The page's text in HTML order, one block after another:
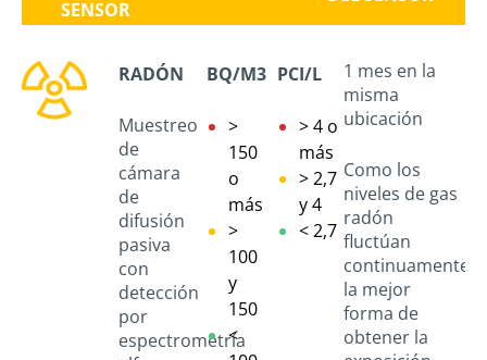
SENSOR
RADÓN
Muestreo
de
cámara
de
difusión
pasiva
con
detección
por
espectrometría
BQ/M3
>
150
o
más
>
100
y
150
<
PCI/L
> 4 o
más
> 2,7
y 4
< 2,7
1 mes en la
misma
ubicación
Como los
niveles de gas
radón
fluctúan
continuamente,
la mejor
forma de
obtener la